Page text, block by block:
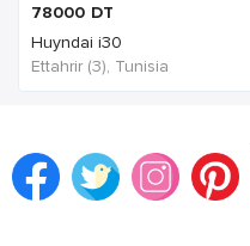
78000 DT
Huyndai i30
Ettahrir (3), Tunisia